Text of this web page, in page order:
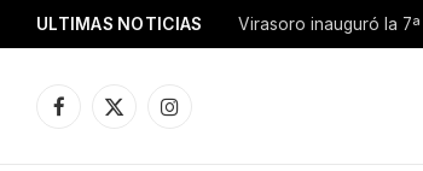
ULTIMAS NOTICIAS
Facebook
X
Instagram